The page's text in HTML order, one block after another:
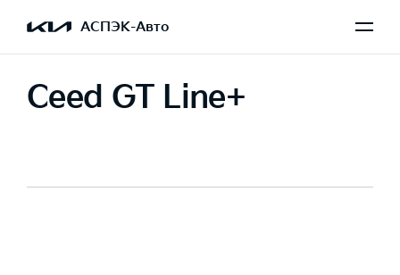
АСПЭК-Авто
Ceed GT Line+